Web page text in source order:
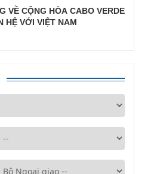
VỀ CỘNG HÒA CABO VERDE
HỆ VỚI VIỆT NAM